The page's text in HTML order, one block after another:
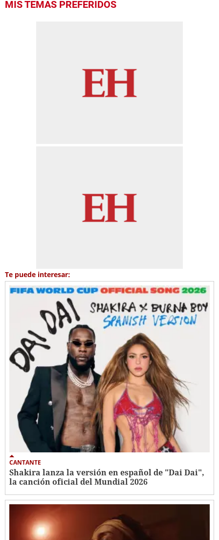
seconds
MIS TEMAS PREFERIDOS
Te puede interesar:
CANTANTE
Shakira lanza la versión en español de "Dai Dai",
la canción oficial del Mundial 2026